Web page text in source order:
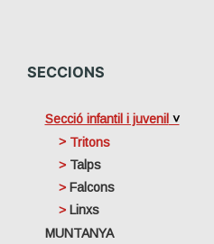
SECCIONS
Secció infantil i juvenil
Tritons
Talps
Falcons
Linxs
MUNTANYA